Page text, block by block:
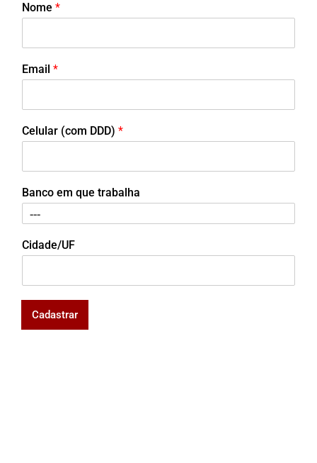
Nome *
Email *
Celular (com DDD) *
Banco em que trabalha
Cidade/UF
Cadastrar